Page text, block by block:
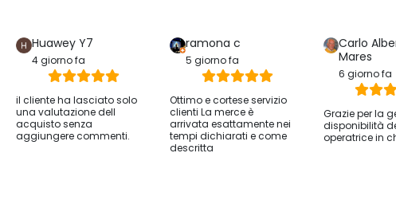
Huawey Y7
4 giorno fa
il cliente ha lasciato solo
una valutazione dell
acquisto senza
aggiungere commenti.
ramona c
5 giorno fa
Ottimo e cortese servizio
clienti La merce è
arrivata esattamente nei
tempi dichiarati e come
descritta
Carlo
Mares
6 giorno fa
Grazie per la
disponibilità
operatrice in